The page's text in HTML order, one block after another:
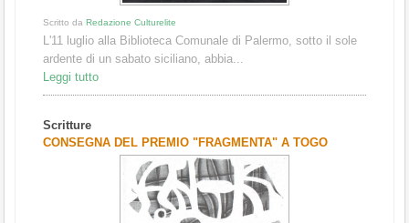
Scritto da Redazione Culturelite
L'11 luglio alla Biblioteca Comunale di Palermo, sotto il sole
ardente di un sabato siciliano, abbia...
Leggi tutto
Scritture
CONSEGNA DEL PREMIO "FRAGMENTA" A TOGO